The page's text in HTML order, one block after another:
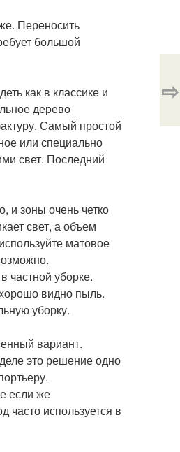
Переносить
большой
как в классике и
дерево
Самый простой
или специально
свет. Последний
и зоны очень четко
свет, а объем
матовое
частной уборке.
видно пыль.
уборку.
вариант.
это решение одно
если же
часто используется в
⇨